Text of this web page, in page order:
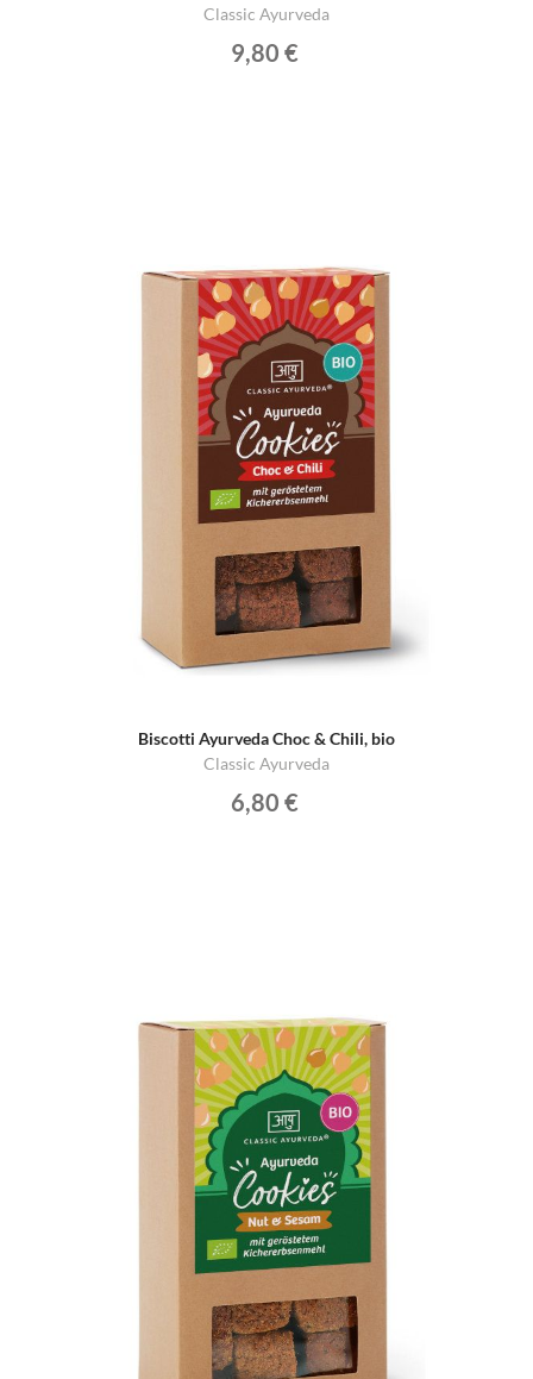
Classic Ayurveda
9,80 €
Biscotti Ayurveda Choc & Chili, bio
Classic Ayurveda
6,80 €